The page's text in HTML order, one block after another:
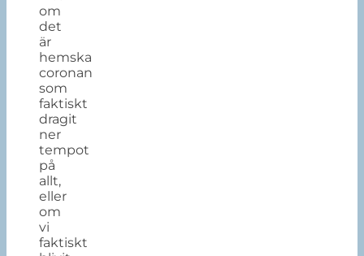
om
det
är
hemska
coronan
som
faktiskt
dragit
ner
tempot
på
allt,
eller
om
vi
faktiskt